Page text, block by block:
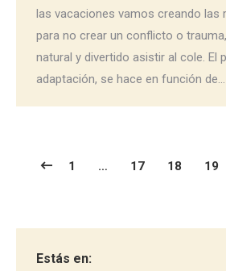
las vacaciones vamos creando las
para no crear un conflicto o
natural y divertido asistir al cole. El
adaptación, se hace en función de…
1 … 17 18 19
Estás en: